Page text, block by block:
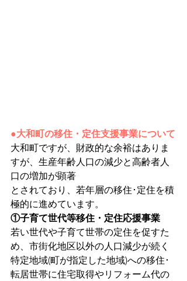
●大和町の移住・定住支援事業について
大和町ですが、財政的な余裕はありま
すが、生産年齢人口の減少と高齢者人
口の増加が顕著
とされており、若年層の移住･定住を積
極的に進めています。
①子育て世代等移住・定住応援事業
若い世代や子育て世帯の定住を促すた
め、市街化地区以外の人口減少が続く
特定地域(町が指定した地域)への移住･
転居世帯に住宅取得やリフォーム代の